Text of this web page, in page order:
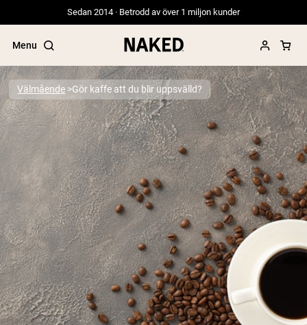
Sedan 2014 · Betrodd av över 1 miljon kunder
Menu
Populära söktermer
”Protein Powder“
”Overnight Oats“
”Vegan protein“
”Collagen“
”Micellar Casein“
PROTEIN POWDERS Best Seller
Ärtprotein
Gräsbetat vassleproteinpulver
Kollagenpeptider
Choklad Gräsbetad Vassle
Vanilj gräsbetat vassle
Välmående Gör kaffe att du blir uppsvälld?